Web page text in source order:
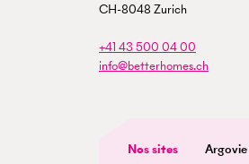
CH-8048 Zurich
+41 43 500 04 00
info@betterhomes.ch
Nos sites Argovie